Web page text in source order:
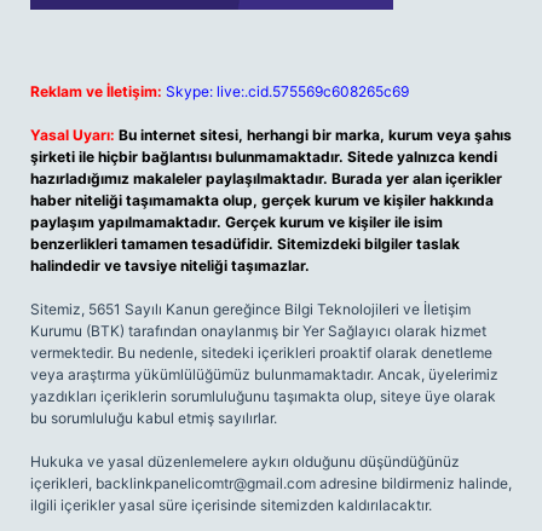
Reklam ve İletişim: Skype: live:.cid.575569c608265c69
Yasal Uyarı: Bu internet sitesi, herhangi bir marka, kurum veya şahıs
şirketi ile hiçbir bağlantısı bulunmamaktadır. Sitede yalnızca kendi
hazırladığımız makaleler paylaşılmaktadır. Burada yer alan içerikler
haber niteliği taşımamakta olup, gerçek kurum ve kişiler hakkında
paylaşım yapılmamaktadır. Gerçek kurum ve kişiler ile isim
benzerlikleri tamamen tesadüfidir. Sitemizdeki bilgiler taslak
halindedir ve tavsiye niteliği taşımazlar.
Sitemiz, 5651 Sayılı Kanun gereğince Bilgi Teknolojileri ve İletişim
Kurumu (BTK) tarafından onaylanmış bir Yer Sağlayıcı olarak hizmet
vermektedir. Bu nedenle, sitedeki içerikleri proaktif olarak denetleme
veya araştırma yükümlülüğümüz bulunmamaktadır. Ancak, üyelerimiz
yazdıkları içeriklerin sorumluluğunu taşımakta olup, siteye üye olarak
bu sorumluluğu kabul etmiş sayılırlar.
Hukuka ve yasal düzenlemelere aykırı olduğunu düşündüğünüz
içerikleri, backlinkpanelicomtr@gmail.com adresine bildirmeniz halinde,
ilgili içerikler yasal süre içerisinde sitemizden kaldırılacaktır.